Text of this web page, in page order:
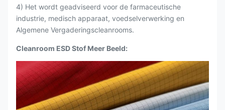
4) Het wordt geadviseerd voor de farmaceutische
industrie, medisch apparaat, voedselverwerking en
Algemene Vergaderingscleanrooms.
Cleanroom ESD Stof Meer Beeld: